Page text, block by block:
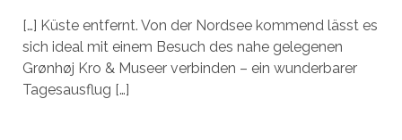
[…] Küste entfernt. Von der Nordsee kommend lässt es
sich ideal mit einem Besuch des nahe gelegenen
Grønhøj Kro & Museer verbinden – ein wunderbarer
Tagesausflug […]